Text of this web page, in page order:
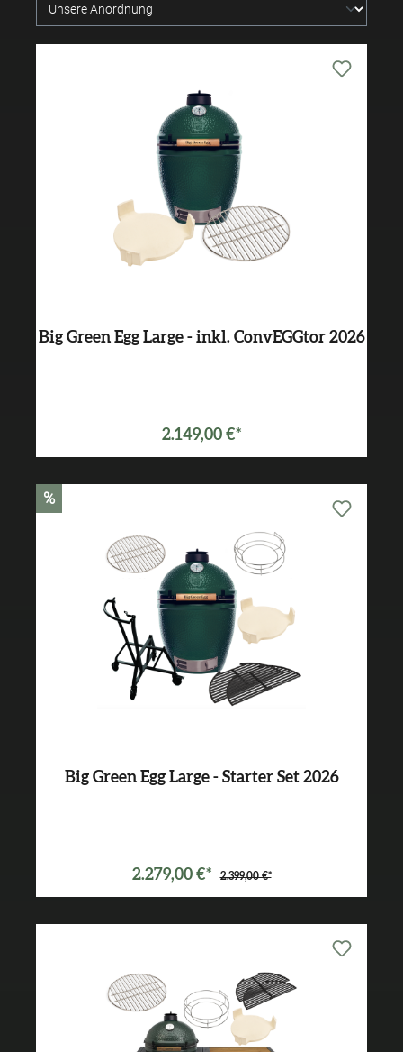
Big Green Egg Large - inkl. ConvEGGtor 2026
2.149,00 €*
%
Big Green Egg Large - Starter Set 2026
2.279,00 €* 2.399,00 €*